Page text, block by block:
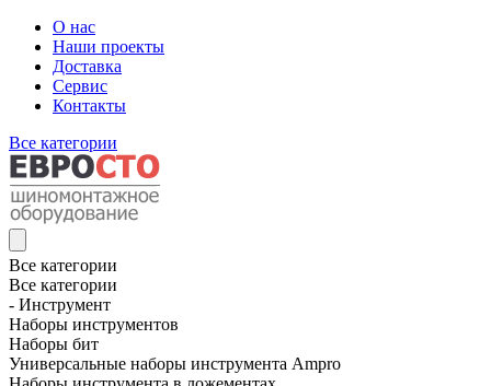
О нас
Наши проекты
Доставка
Сервис
Контакты
Все категории
Все категории
Все категории
- Инструмент
Наборы инструментов
Наборы бит
Универсальные наборы инструмента Ampro